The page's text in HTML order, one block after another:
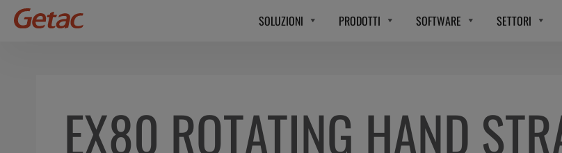
SOLUZIONI PRODOTTI SOFTWARE SETTORI
EX80 ROTATING HAND